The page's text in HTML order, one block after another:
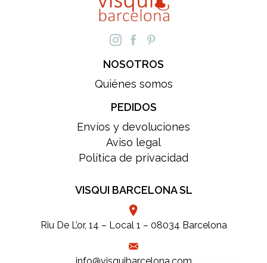
NOSOTROS
Quiénes somos
PEDIDOS
Envíos y devoluciones
Aviso legal
Política de privacidad
VISQUI BARCELONA SL
Riu De L’or, 14 – Local 1 – 08034 Barcelona